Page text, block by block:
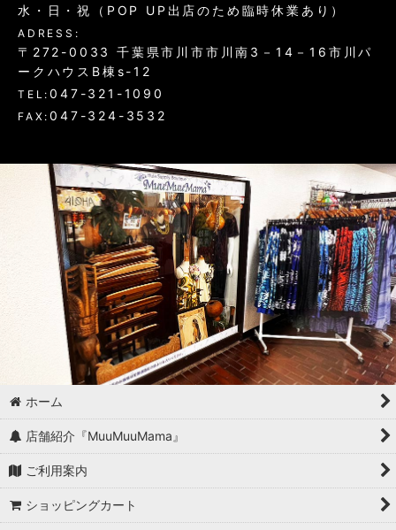
水・日・祝（POP UP出店のため臨時休業あり）
ADRESS:
〒272-0033 千葉県市川市市川南3－14－16市川パ
ークハウスB棟s-12
TEL:047-321-1090
FAX:047-324-3532
ホーム
店舗紹介『MuuMuuMama』
ご利用案内
ショッピングカート